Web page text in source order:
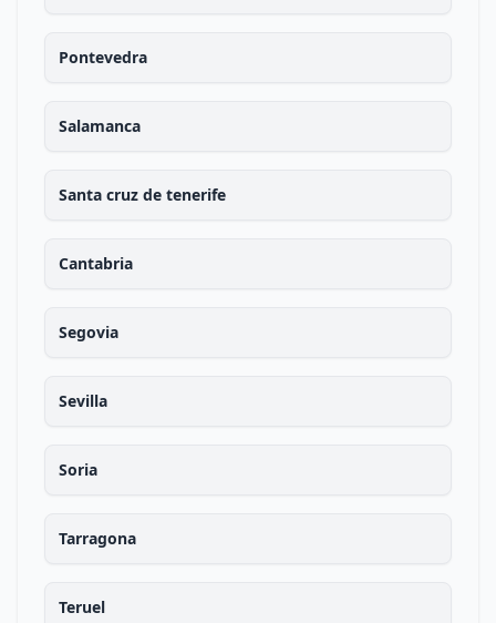
Pontevedra
Salamanca
Santa cruz de tenerife
Cantabria
Segovia
Sevilla
Soria
Tarragona
Teruel